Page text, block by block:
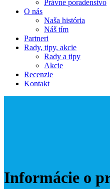
Právne poradenstvo
O nás
Naša história
Náš tím
Partneri
Rady, tipy, akcie
Rady a tipy
Akcie
Recenzie
Kontakt
Informácie o